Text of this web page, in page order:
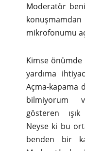
Moderatör
konuşmamdan
mikrofonumu
Kimse
yardıma
Açma-kapama
bilmiyorum
gösteren
Neyse ki bu
benden bir